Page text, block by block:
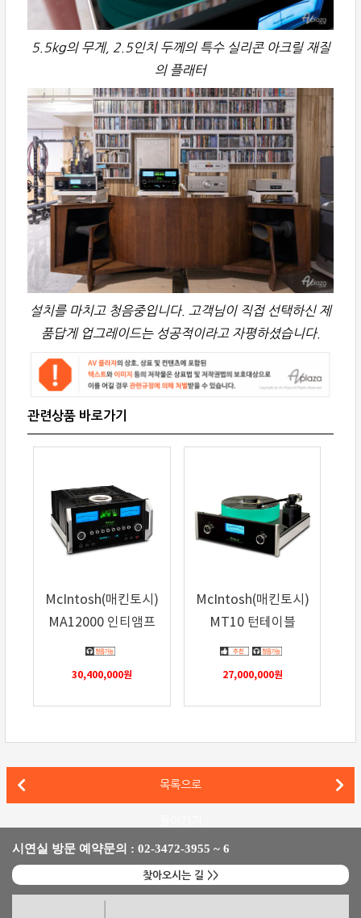
5.5kg의 무게, 2.5인치 두께의 특수 실리콘 아크릴 재질
의 플래터
설치를 마치고 청음중입니다. 고객님이 직접 선택하신 제
품답게 업그레이드는 성공적이라고 자평하셨습니다.
McIntosh(매킨토시)
MA12000 인티앰프
30,400,000원
McIntosh(매킨토시)
MT10 턴테이블
27,000,000원
B&W 802 D3와 에소테릭(Esoteric) 풀 시스템으로 구성한 하
B&W 포메이션 듀오와 포메이션 베이스를 사용한 2.1채널 하이파이 시스템
목록으로
시연실 방문 예약문의 : 02-3472-3955 ~ 6
찾아오시는 길 >>